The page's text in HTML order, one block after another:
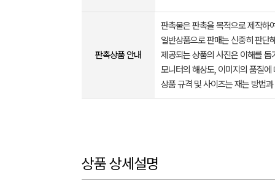
판촉상품 안내
판촉물은 판촉을 목적으로 제작하
일반상품으로 판매는 신중히 판단
제공되는 상품의 사진은 이해를
모니터의 해상도, 이미지의 품질
상품 규격 및 사이즈는 재는 방법
상품 상세설명